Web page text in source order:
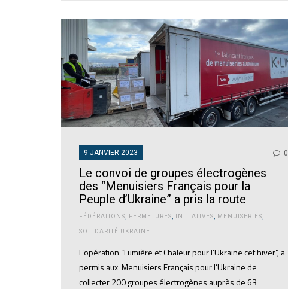
9 JANVIER 2023 0
Le convoi de groupes électrogènes
des “Menuisiers Français pour la
Peuple d’Ukraine” a pris la route
FÉDÉRATIONS FERMETURES INITIATIVES MENUISERIES
SOLIDARITÉ UKRAINE
L’opération “Lumière et Chaleur pour l’Ukraine cet hiver”, a
permis aux Menuisiers Français pour l’Ukraine de
collecter 200 groupes électrogènes auprès de 63